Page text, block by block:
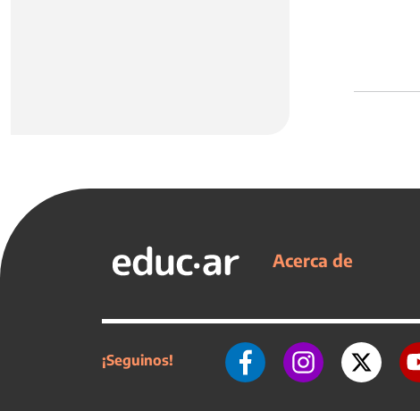
Acerca de
¡Seguinos!